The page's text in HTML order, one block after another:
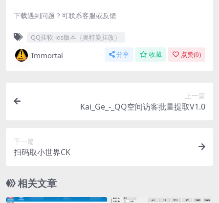
下载遇到问题？可联系客服或反馈
QQ挂软-ios版本（奥特曼挂改）
Immortal 分享 收藏 点赞(0)
上一篇
Kai_Ge_-_QQ空间访客批量提取V1.0
下一篇
扫码取小世界CK
相关文章